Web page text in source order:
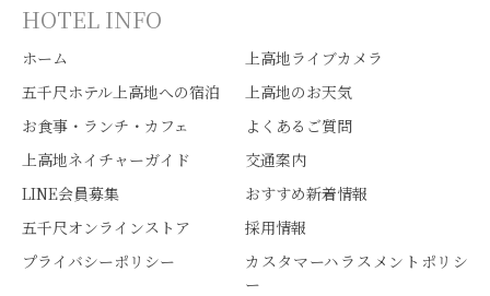
HOTEL INFO
ホーム
上高地ライブカメラ
五千尺ホテル上高地への宿泊
上高地のお天気
お食事・ランチ・カフェ
よくあるご質問
上高地ネイチャーガイド
交通案内
LINE会員募集
おすすめ新着情報
五千尺オンラインストア
採用情報
プライバシーポリシー
カスタマーハラスメントポリシ
ー